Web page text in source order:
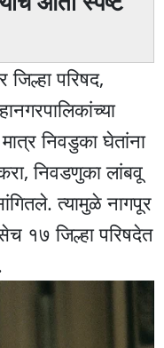
जिल्हा परिषद,
निवडुका घेतांना
निवडणुका लांबवू
त्यामुळे नागपूर
१७ जिल्हा परिषदेत